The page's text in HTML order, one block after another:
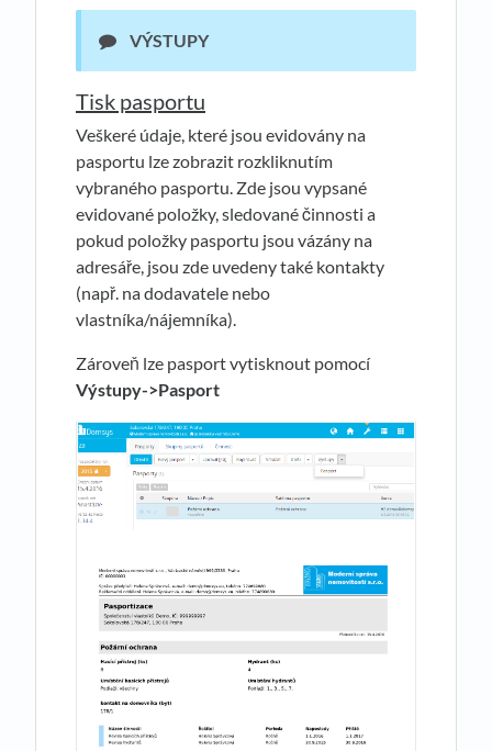
VÝSTUPY
Tisk pasportu
Veškeré údaje, které jsou evidovány na
pasportu lze zobrazit rozkliknutím
vybraného pasportu. Zde jsou vypsané
evidované položky, sledované činnosti a
pokud položky pasportu jsou vázány na
adresáře, jsou zde uvedeny také kontakty
(např. na dodavatele nebo
vlastníka/nájemníka).
Zároveň lze pasport vytisknout pomocí
Výstupy->Pasport